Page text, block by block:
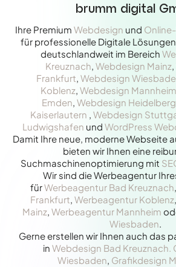
brumm digital
Ihre Premium Webdesign und
für professionelle Digitale
deutschlandweit im Bereich
Kreuznach, Webdesign Mainz,
Frankfurt, Webdesign
Koblenz, Webdesign
Emden, Webdesign Heidelberg
Kaiserlautern , Webdesign
Ludwigshafen und WordPress
Damit Ihre neue, moderne Webseite
bieten wir Ihnen eine
Suchmaschinenoptimierung mit
Wir sind die Werbeagentur
fürWerbeagentur Bad Kreuznach,
Frankfurt, Werbeagentur Koblenz,
Mainz, Werbeagentur Mannheim
Wiesbaden.
Gerne erstellen wir Ihnen auch das
in Webdesign Bad Kreuznach.
Wiesbaden, Grafikdesign